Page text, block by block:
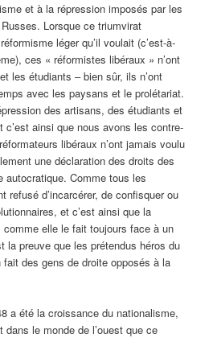
et à la répression imposés par les
Lorsque ce triumvirat
léger qu’il voulait (c’est-à-
ces « réformistes libéraux » n’ont
les étudiants – bien sûr, ils n’ont
avec les paysans et le prolétariat.
des artisans, des étudiants et
ainsi que nous avons les contre-
libéraux n’ont jamais voulu
une déclaration des droits des
autocratique. Comme tous les
refusé d’incarcérer, de confisquer ou
et c’est ainsi que la
elle le fait toujours face à un
la preuve que les prétendus héros du
des gens de droite opposés à la
a été la croissance du nationalisme,
dans le monde de l’ouest que ce